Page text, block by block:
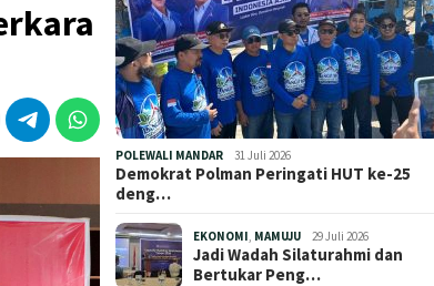
POLEWALI MANDAR 31 Juli 2026
Demokrat Polman Peringati HUT ke-25
deng…
EKONOMI MAMUJU 29 Juli 2026
Jadi Wadah Silaturahmi dan
Bertukar Peng…